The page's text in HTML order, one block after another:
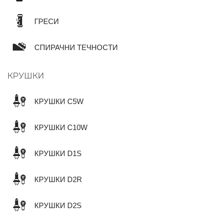
ГРЕСИ
СПИРАЧНИ ТЕЧНОСТИ
КРУШКИ
КРУШКИ C5W
КРУШКИ C10W
КРУШКИ D1S
КРУШКИ D2R
КРУШКИ D2S